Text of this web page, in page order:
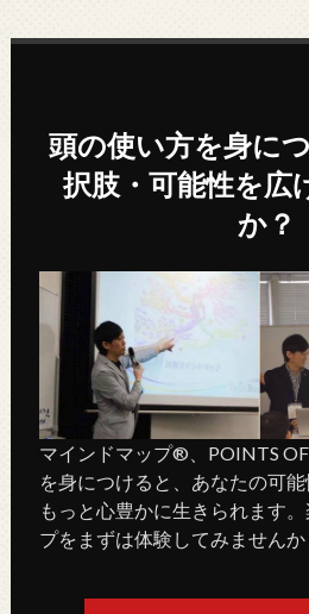
頭の使い方を身に
択肢・可能性を広
か？
マインドマップ®、POINTS
を身につけると、あなたの可能
もっと心豊かに生きられます
プをまずは体験してみませんか